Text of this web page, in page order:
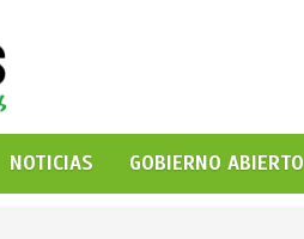
NOTICIAS GOBIERNO ABIERTO